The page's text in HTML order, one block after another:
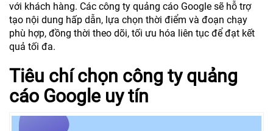
với khách hàng. Các công ty quảng cáo Google sẽ hỗ trợ
tạo nội dung hấp dẫn, lựa chọn thời điểm và đoạn chạy
phù hợp, đồng thời theo dõi, tối ưu hóa liên tục để đạt kết
quả tối đa.
Tiêu chí chọn công ty quảng
cáo Google uy tín